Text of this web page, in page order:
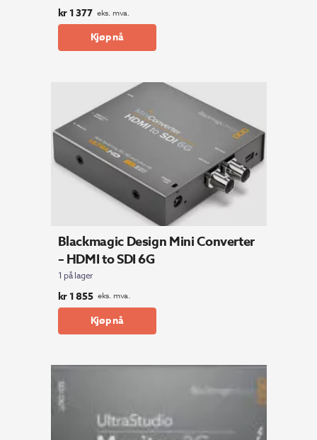
kr1 377 eks. mva.
Kjøp nå
Blackmagic Design Mini Converter
– HDMI to SDI 6G
1 på lager
kr1 855 eks. mva.
Kjøp nå